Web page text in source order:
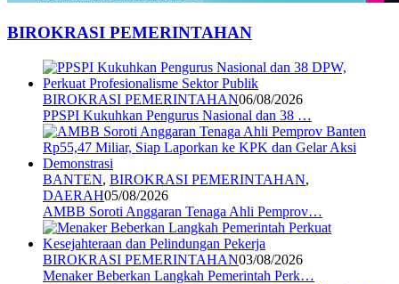
BIROKRASI PEMERINTAHAN
BIROKRASI PEMERINTAHAN06/08/2026
PPSPI Kukuhkan Pengurus Nasional dan 38 …
BANTEN, BIROKRASI PEMERINTAHAN,
DAERAH05/08/2026
AMBB Soroti Anggaran Tenaga Ahli Pemprov…
BIROKRASI PEMERINTAHAN03/08/2026
Menaker Beberkan Langkah Pemerintah Perk…